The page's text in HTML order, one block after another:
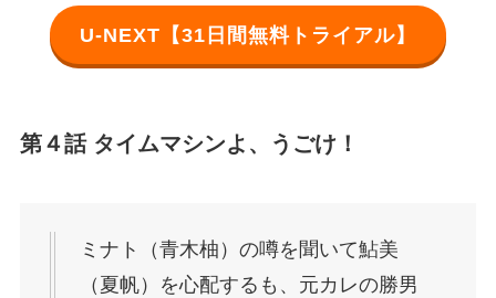
U-NEXT【31日間無料トライアル】
第４話 タイムマシンよ、うごけ！
ミナト（青木柚）の噂を聞いて鮎美
（夏帆）を心配するも、元カレの勝男